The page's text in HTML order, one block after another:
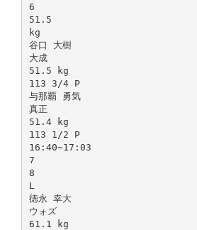
6
51.5
kg
谷口 大樹
大成
51.5 kg
113 3/4 P
与那覇 勇気
真正
51.4 kg
113 1/2 P
16:40∼17:03
7
8
L
徳永 幸大
ウォズ
61.1 kg